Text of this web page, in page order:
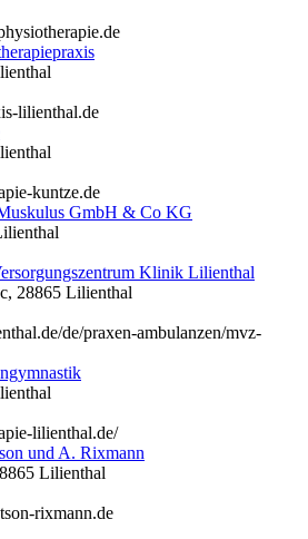
lilienthal.de
kuntze.de
GmbH & Co KG
Klinik Lilienthal
28865 Lilienthal
de/praxen-ambulanzen/mvz-
lilienthal.de/
und A. Rixmann
Lilienthal
rixmann.de